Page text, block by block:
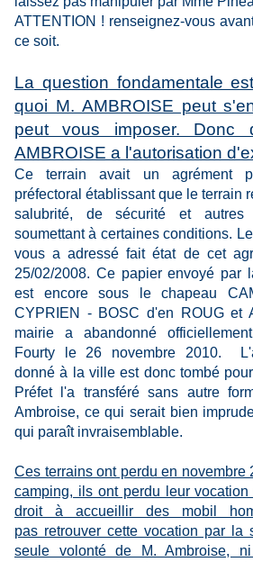
ATTENTION ! renseignez-vous
ce soit.
La question fondamentale
quoi M. AMBROISE peut
peut vous imposer.
AMBROISE a l'autorisation
Ce terrain avait un agrément
préfectoral établissant que le terrain
salubrité, de sécurité et
soumettant à certaines conditions.
vous a adressé fait état de cet
25/02/2008. Ce papier envoyé
est encore sous le chapeau
CYPRIEN - BOSC d'en ROUG et
mairie a abandonné
Fourty le 26 novembre 2010.
donné à la ville est donc tombé
Préfet l'a transféré sans autre
Ambroise, ce qui serait bien
qui paraît invraisemblable.
Ces terrains ont perdu en novembre
camping, ils ont perdu leur
droit à accueillir des mobil
pas retrouver cette vocation par la
seule volonté de M. Ambroise,